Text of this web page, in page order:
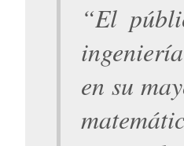
“El
en su